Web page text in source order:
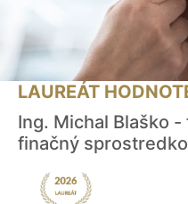
LAUREÁT
Ing. Michal Blaško
finačný